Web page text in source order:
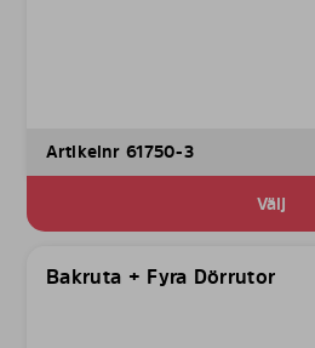
Artikelnr 61750-3
Välj
Bakruta + Fyra Dörrutor